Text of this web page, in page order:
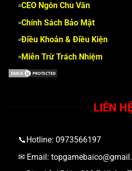
▫️CEO Ngôn Chu Văn
▫️Chính Sách Bảo Mật
▫️Điều Khoản & Điều Kiện
▫️Miễn Trừ Trách Nhiệm
LIÊN
📞Hotline: 0973566197
✉ Email: